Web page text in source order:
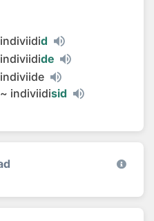
indiviidid
indiviidide
indiviide
~ indiviidisid